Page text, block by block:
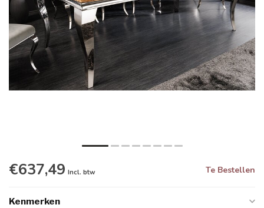
€637,49 Incl. btw Te Bestellen
Kenmerken